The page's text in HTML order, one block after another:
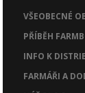
VŠEOBECNÉ
PŘÍBĚH
INFO K
FARMÁŘI A